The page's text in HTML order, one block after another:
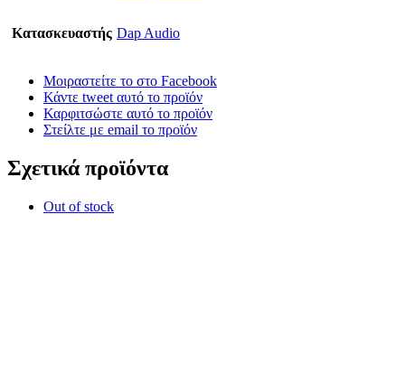
Κατασκευαστής Dap Audio
Μοιραστείτε το στο Facebook
Κάντε tweet αυτό το προϊόν
Καρφιτσώστε αυτό το προϊόν
Στείλτε με email το προϊόν
Σχετικά προϊόντα
Out of stock